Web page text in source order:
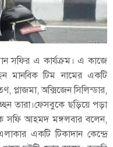
সফির এ কার্যক্রম। এ কাজে
টিম নামের একটি
প্লাজমা, অক্সিজেন সিলিন্ডার,
তারা।ফেসবুকে ছড়িয়ে পড়া
সফি আহমদ মঙ্গলবার বলেন,
একটি টিকাদান কেন্দ্রে